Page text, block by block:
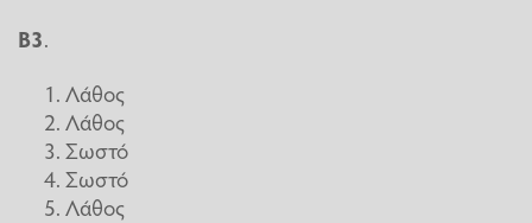
Β3.
Λάθος
Λάθος
Σωστό
Σωστό
Λάθος